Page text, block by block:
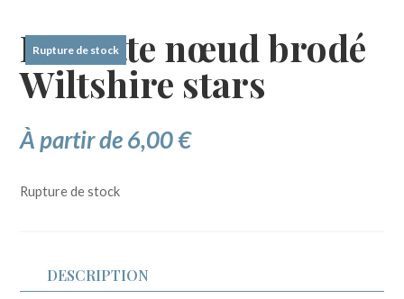
Barrette nœud brodé
Wiltshire stars
À partir de6,00€
Rupture de stock
Rupture de stock
DESCRIPTION